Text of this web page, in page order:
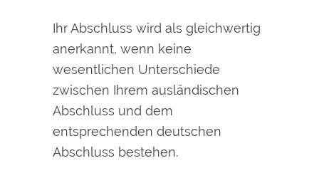
Ihr Abschluss wird als gleichwertig
anerkannt, wenn keine
wesentlichen Unterschiede
zwischen Ihrem ausländischen
Abschluss und dem
entsprechenden deutschen
Abschluss bestehen.